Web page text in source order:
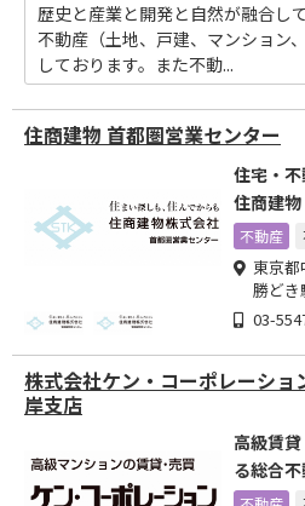
歴史と産業と開発と自然が融合し
不動産（土地、戸建、マンション
しております。また不動...
住商建物 首都圏営業センター
住宅・
住商建物
不動産
東京
勝どき
03-
株式会社ケン・コーポレーショ
岸支店
高級賃
る総合